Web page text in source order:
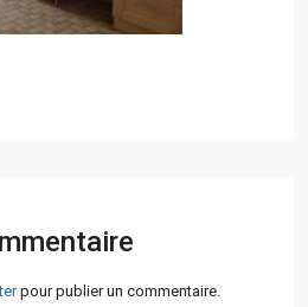
pour publier un commentaire.